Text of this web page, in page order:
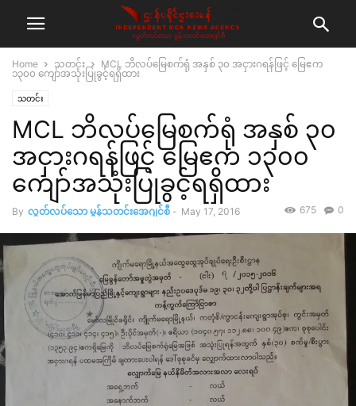
Home သတင်း
MCL ဘိလပ်မြေစက်ရုံ အနှစ် ၃၀ အငှားဂရန်ဖြင့် မြေဧက
၁၃၀၀ ကျော်အသုံးပြုခွင့်ရရှိထား
သတင်း
MCL ဘိလပ်မြေစက်ရုံ အနှစ် ၃၀
အငှားဂရန်ဖြင့် မြေဧက ၁၃၀၀
ကျော်အသုံးပြုခွင့်ရရှိထား
By လွတ်လပ်သော မွန်သတင်းအေဂျင်စီ - May 17, 2016 0
675